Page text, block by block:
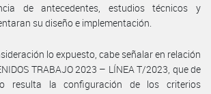
de antecedentes, estudios técnicos y
su diseño e implementación.
lo expuesto, cabe señalar en relación
TRABAJO 2023 – LÍNEA T/2023, que de
resulta la configuración de los criterios